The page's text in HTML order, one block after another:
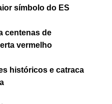
símbolo do ES
centenas de
vermelho
históricos e catraca